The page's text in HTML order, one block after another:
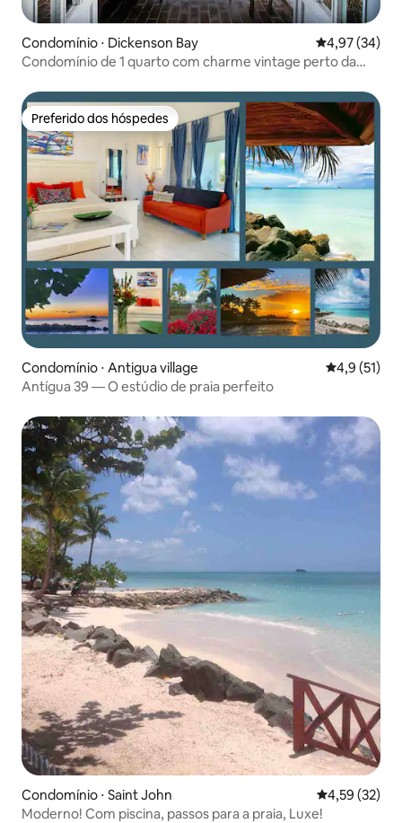
Condomínio ⋅ Dickenson Bay 4,97 de uma
4,97 (34)
Condomínio de 1 quarto com charme vintage perto da
Preferido dos hóspedes
Preferido dos hóspedes
Condomínio ⋅ Antigua village 4,9 de uma
4,9 (51)
Antígua 39 — O estúdio de praia perfeito
Condomínio ⋅ Saint John 4,59 de uma
4,59 (32)
Moderno! Com piscina, passos para a praia, Luxe!